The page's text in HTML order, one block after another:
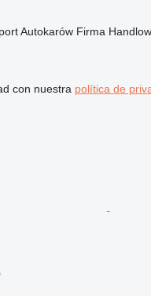
Autokarów Firma
con nuestra política de